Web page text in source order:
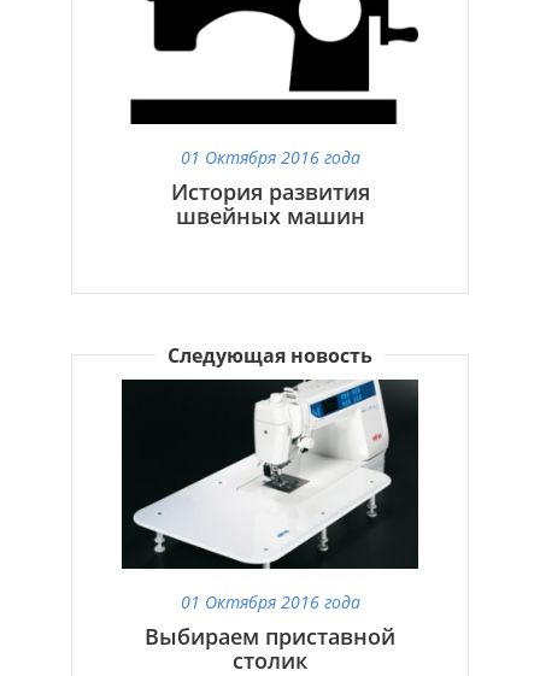
01 Октября 2016 года
История развития
швейных машин
Следующая новость
01 Октября 2016 года
Выбираем приставной
столик